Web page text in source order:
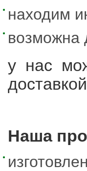
находим
возможна
у нас
Наша